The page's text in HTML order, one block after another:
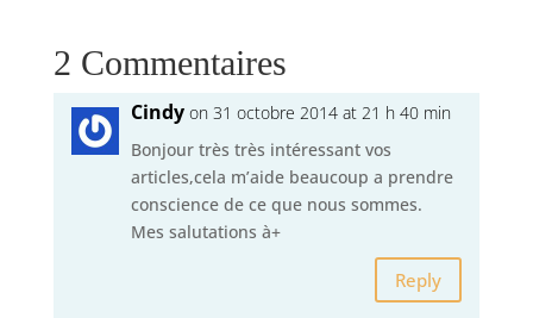
2 Commentaires
Cindy on 31 octobre 2014 at 21 h 40 min
Bonjour très très intéressant vos
articles,cela m’aide beaucoup a prendre
conscience de ce que nous sommes.
Mes salutations à+
Reply